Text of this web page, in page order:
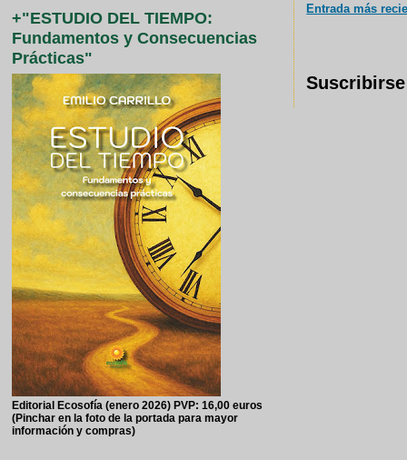
Entrada más
+"ESTUDIO DEL TIEMPO:
Fundamentos y Consecuencias
Prácticas"
Editorial Ecosofía (enero 2026) PVP: 16,00 euros
(Pinchar en la foto de la portada para mayor
información y compras)